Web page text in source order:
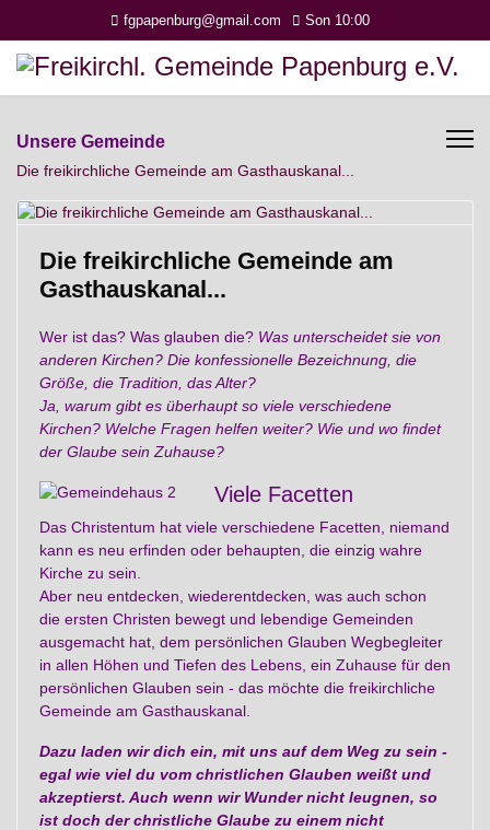
fgpapenburg@gmail.com Son 10:00
Unsere Gemeinde
Die freikirchliche Gemeinde am Gasthauskanal...
Die freikirchliche Gemeinde am
Gasthauskanal...
Wer ist das? Was glauben die? Was unterscheidet sie von
anderen Kirchen? Die konfessionelle Bezeichnung, die
Größe, die Tradition, das Alter?
Ja, warum gibt es überhaupt so viele verschiedene
Kirchen? Welche Fragen helfen weiter? Wie und wo findet
der Glaube sein Zuhause?
Viele Facetten
Das Christentum hat viele verschiedene Facetten, niemand
kann es neu erfinden oder behaupten, die einzig wahre
Kirche zu sein.
Aber neu entdecken, wiederentdecken, was auch schon
die ersten Christen bewegt und lebendige Gemeinden
ausgemacht hat, dem persönlichen Glauben Wegbegleiter
in allen Höhen und Tiefen des Lebens, ein Zuhause für den
persönlichen Glauben sein - das möchte die freikirchliche
Gemeinde am Gasthauskanal.
Dazu laden wir dich ein, mit uns auf dem Weg zu sein -
egal wie viel du vom christlichen Glauben weißt und
akzeptierst. Auch wenn wir Wunder nicht leugnen, so
ist doch der christliche Glaube zu einem nicht